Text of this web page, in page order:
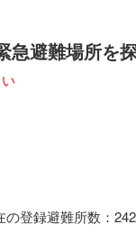
避難場所を
登録避難所数：